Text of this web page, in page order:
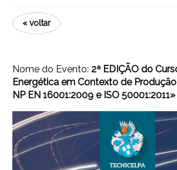
« voltar
Nome do Evento: 2ª EDIÇÃO do
Energética em Contexto de
NP EN 16001:2009 e ISO 50001:2011»